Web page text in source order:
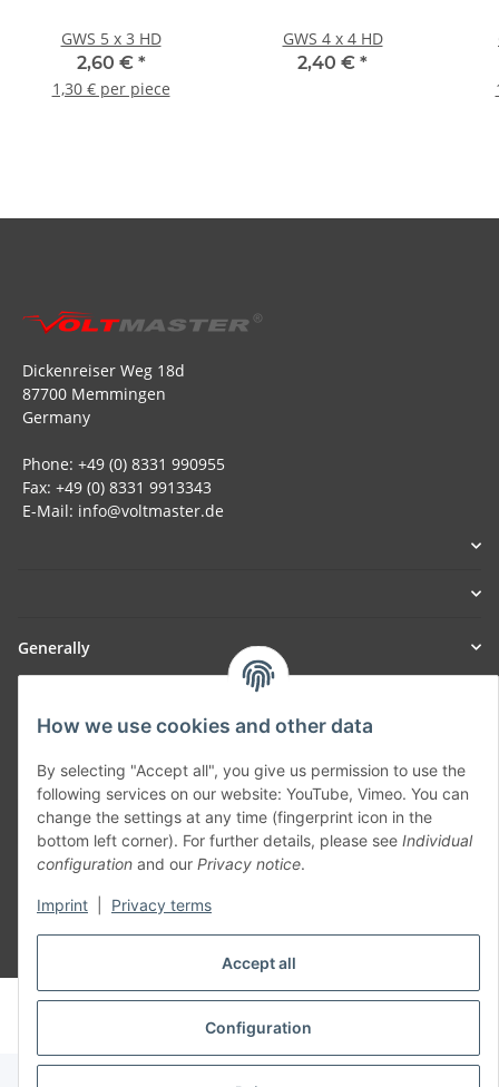
Accept all
Configuration
How we use cookies and other data
By selecting "Accept all", you give us permission to use the
following services on our website: YouTube, Vimeo. You can
change the settings at any time (fingerprint icon in the
bottom left corner). For further details, please see Individual
configuration and our Privacy notice.
Imprint Privacy terms
GWS 5 x 3 HD
2,60 € *
1,30 € per piece
GWS 4 x 4 HD
2,40 € *
Dickenreiser Weg 18d
87700 Memmingen
Germany
Phone: +49 (0) 8331 990955
Fax: +49 (0) 8331 9913343
E-Mail: info@voltmaster.de
Generally
Withdraw contract
© voltmaster.de
Powered byJTL-Shop